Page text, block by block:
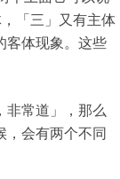
「三」又有主体
客体现象。这些
非常道」，那么
，会有两个不同